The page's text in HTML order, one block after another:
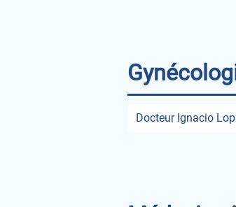
Docteur Ignacio